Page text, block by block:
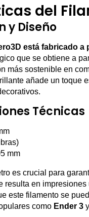
del
y Diseño
está fabricado a
que se obtiene a
más sostenible en
añade un toque
Técnicas
mm
es crucial para
resulta en
este filamento se
como Ender 3y